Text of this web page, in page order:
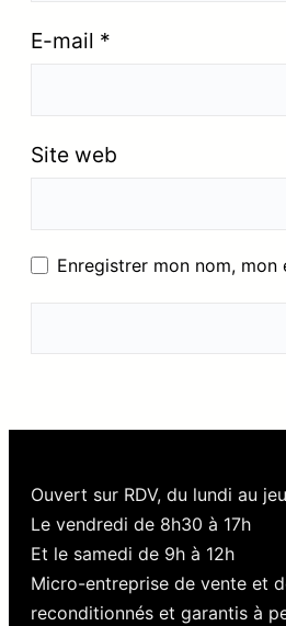
E-mail *
Site web
Enregistrer mon nom,
Ouvert sur RDV, du lundi au
Le vendredi de 8h30 à 17h
Et le samedi de 9h à 12h
Micro-entreprise de vente et
reconditionnés et garantis à